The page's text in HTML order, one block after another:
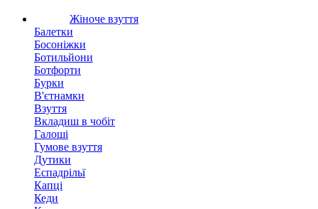
Жіноче взуття
Балетки
Босоніжки
Ботильйони
Ботфорти
Бурки
В'єтнамки
Взуття
Вкладиш в чобіт
Галоші
Гумове взуття
Дутики
Еспадрільї
Капці
Кеди